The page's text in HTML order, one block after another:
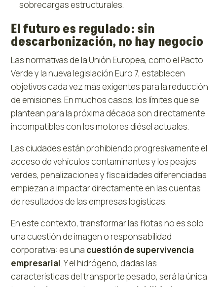
sobrecargas estructurales.
El futuro es regulado: sin
descarbonización, no hay negocio
Las normativas de la Unión Europea, como el Pacto
Verde y la nueva legislación Euro 7, establecen
objetivos cada vez más exigentes para la reducción
de emisiones. En muchos casos, los límites que se
plantean para la próxima década son directamente
incompatibles con los motores diésel actuales.
Las ciudades están prohibiendo progresivamente el
acceso de vehículos contaminantes y los peajes
verdes, penalizaciones y fiscalidades diferenciadas
empiezan a impactar directamente en las cuentas
de resultados de las empresas logísticas.
En este contexto, transformar las flotas no es solo
una cuestión de imagen o responsabilidad
corporativa: es una cuestión de supervivencia
empresarial. Y el hidrógeno, dadas las
características del transporte pesado, será la única